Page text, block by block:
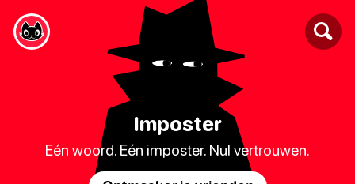
Imposter
Eén woord. Eén imposter. Nul vertrouwen.